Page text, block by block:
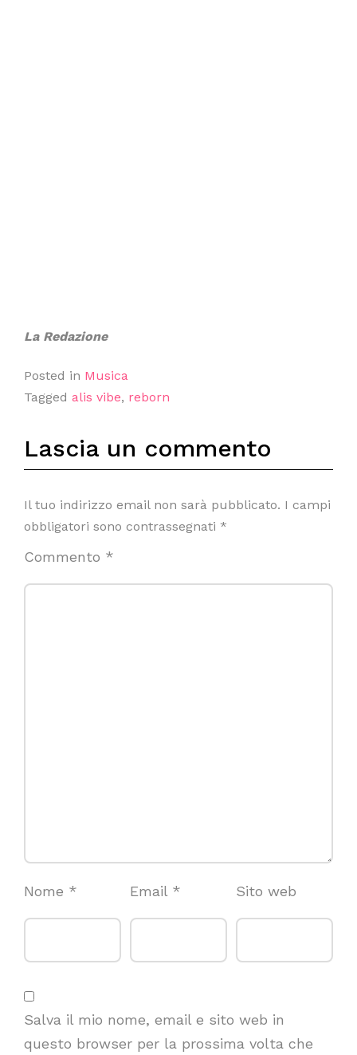
La Redazione
Posted in Musica
Tagged alis vibe, reborn
Lascia un commento
Il tuo indirizzo email non sarà pubblicato. I campi
obbligatori sono contrassegnati *
Commento *
Nome * Email * Sito web
Salva il mio nome, email e sito web in
questo browser per la prossima volta che